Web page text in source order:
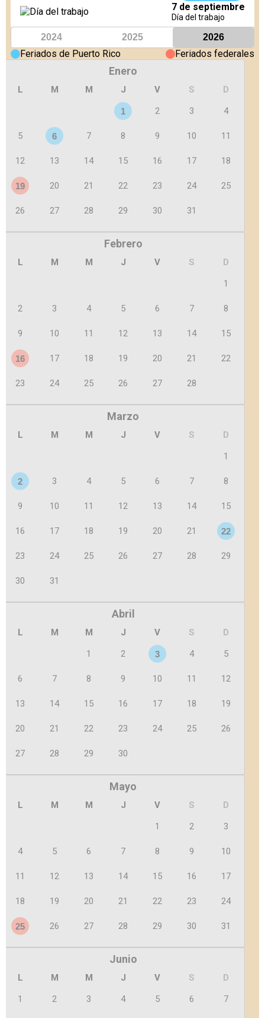
7 de septiembre
Día del trabajo
2024 2025 2026
Feriados de Puerto Rico Feriados federales
Enero
L M M J V S D
1 2 3 4
5 6 7 8 9 10 11
12 13 14 15 16 17 18
19 20 21 22 23 24 25
26 27 28 29 30 31
Febrero
L M M J V S
D
1
2 3 4 5 6 7 8
9 10 11 12 13 14 15
16 17 18 19 20 21 22
23 24 25 26 27 28
Marzo
L M M J V S
D
1
2 3 4 5 6 7 8
9 10 11 12 13 14 15
16 17 18 19 20 21 22
23 24 25 26 27 28 29
30 31
Abril
L M M J V S
D
1
2 3 4 5
6 7 8 9 10 11 12
13 14 15 16 17 18 19
20 21 22 23 24 25 26
27 28 29 30
Mayo
L M M J V S
D
1
2 3
4 5 6 7 8 9 10
11 12 13 14 15 16 17
18 19 20 21 22 23 24
25 26 27 28 29 30 31
Junio
L M M J V S
D
1
2 3 4 5 6 7